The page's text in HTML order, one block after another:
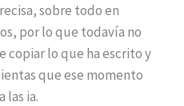
sobre todo en
por lo que todavía no
copiar lo que ha escrito y
que ese momento
las ia.